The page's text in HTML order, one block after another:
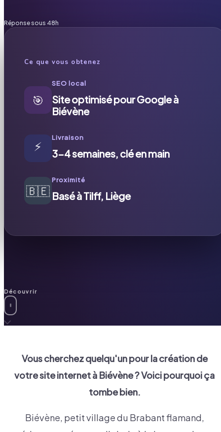
Réponse sous 48h
Ce que vous obtenez
🎯
SEO local
Site optimisé pour Google à
Biévène
⚡
Livraison
3-4 semaines, clé en main
🇧🇪
Proximité
Basé à Tilff, Liège
Découvrir
Vous cherchez quelqu'un pour la création de
votre site internet à Biévène? Voici pourquoi ça
tombe bien.
Biévène, petit village du Brabant flamand,